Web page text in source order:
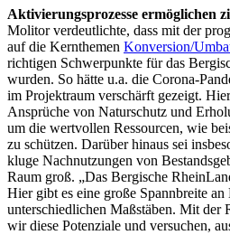
Aktivierungsprozesse ermöglichen
Molitor verdeutlichte, dass mit der
auf die Kernthemen Konversion/
richtigen Schwerpunkte für das
wurden. So hätte u.a. die Corona-
im Projektraum verschärft gezeigt.
Ansprüche von Naturschutz und
um die wertvollen Ressourcen, wie
zu schützen. Darüber hinaus sei
kluge Nachnutzungen von
Raum groß. „Das Bergische
Hier gibt es eine große Spannbreite
unterschiedlichen Maßstäben. Mit
wir diese Potenziale und versuchen,